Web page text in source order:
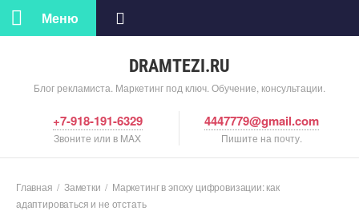
DRAMTEZI.RU
Блог рекламиста. Маркетинг под ключ. Обучение, консультации.
Меню
+7-918-191-6329
Звоните или в MAX
4447779@gmail.com
Пишите на почту.
Главная / Заметки / Маркетинг в эпоху цифровизации: как
адаптироваться и не отстать